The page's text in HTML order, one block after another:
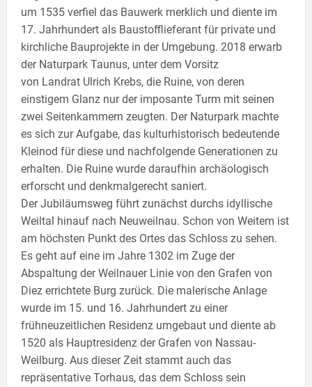
um 1535 verfiel das Bauwerk merklich und diente im
17. Jahrhundert als Baustofflieferant für private und
kirchliche Bauprojekte in der Umgebung. 2018 erwarb
der Naturpark Taunus, unter dem Vorsitz
von Landrat Ulrich Krebs, die Ruine, von deren
einstigem Glanz nur der imposante Turm mit seinen
zwei Seitenkammern zeugten. Der Naturpark machte
es sich zur Aufgabe, das kulturhistorisch bedeutende
Kleinod für diese und nachfolgende Generationen zu
erhalten. Die Ruine wurde daraufhin archäologisch
erforscht und denkmalgerecht saniert.
Der Jubiläumsweg führt zunächst durchs idyllische
Weiltal hinauf nach Neuweilnau. Schon von Weitem ist
am höchsten Punkt des Ortes das Schloss zu sehen.
Es geht auf eine im Jahre 1302 im Zuge der
Abspaltung der Weilnauer Linie von den Grafen von
Diez errichtete Burg zurück. Die malerische Anlage
wurde im 15. und 16. Jahrhundert zu einer
frühneuzeitlichen Residenz umgebaut und diente ab
1520 als Hauptresidenz der Grafen von Nassau-
Weilburg. Aus dieser Zeit stammt auch das
repräsentative Torhaus, das dem Schloss sein